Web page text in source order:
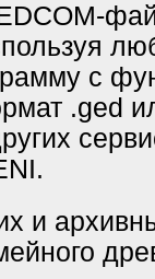
с
.ged
и